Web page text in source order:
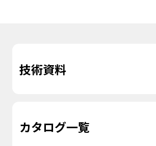
技術資料
カタログ一覧